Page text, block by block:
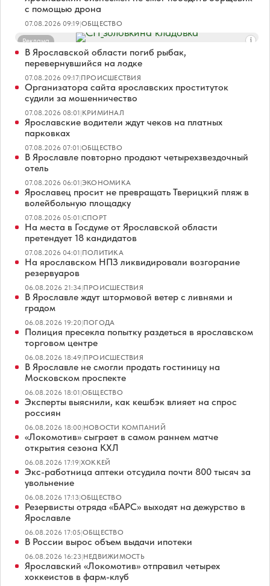
с помощью дрона
07.08.2026 09:19|ОБЩЕСТВО
Реклама
В Ярославской области погиб рыбак,
перевернувшийся на лодке
07.08.2026 09:17|ПРОИСШЕСТВИЯ
Организатора сайта ярославских проституток
судили за мошенничество
07.08.2026 08:01|КРИМИНАЛ
Ярославские водители ждут чеков на платных
парковках
07.08.2026 07:01|ОБЩЕСТВО
В Ярославле повторно продают четырехзвездочный
отель
07.08.2026 06:01|ЭКОНОМИКА
Ярославец просит не превращать Тверицкий пляж в
волейбольную площадку
07.08.2026 05:01|СПОРТ
На места в Госдуме от Ярославской области
претендует 18 кандидатов
07.08.2026 04:01|ПОЛИТИКА
На ярославском НПЗ ликвидировали возгорание
резервуаров
06.08.2026 21:34|ПРОИСШЕСТВИЯ
В Ярославле ждут штормовой ветер с ливнями и
градом
06.08.2026 19:20|ПОГОДА
Полиция пресекла попытку раздеться в ярославском
торговом центре
06.08.2026 18:49|ПРОИСШЕСТВИЯ
В Ярославле не смогли продать гостиницу на
Московском проспекте
06.08.2026 18:01|ОБЩЕСТВО
Эксперты выяснили, как кешбэк влияет на спрос
россиян
06.08.2026 18:00|НОВОСТИ КОМПАНИЙ
«Локомотив» сыграет в самом раннем матче
открытия сезона КХЛ
06.08.2026 17:19|ХОККЕЙ
Экс-работница аптеки отсудила почти 800 тысяч за
увольнение
06.08.2026 17:13|ОБЩЕСТВО
Резервисты отряда «БАРС» выходят на дежурство в
Ярославле
06.08.2026 17:05|ОБЩЕСТВО
В России вырос объем выдачи ипотеки
06.08.2026 16:23|НЕДВИЖИМОСТЬ
Ярославский «Локомотив» отправил четырех
хоккеистов в фарм-клуб